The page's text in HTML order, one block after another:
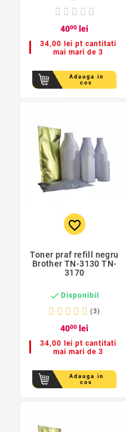
4000 lei
34,00 lei pt cantitati
mai mari de 3
Adauga in
cos
favorite_border
Toner praf refill negru
Brother TN-3130 TN-
3170
 Disponibil
(3)
4000 lei
34,00 lei pt cantitati
mai mari de 3
Adauga in
cos